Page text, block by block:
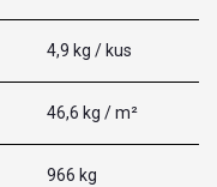
4,9 kg / kus
46,6 kg / m²
966 kg